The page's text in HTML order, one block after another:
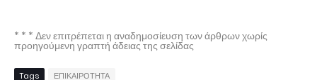
* * * Δεν επιτρέπεται η αναδημοσίευση των άρθρων χωρίς
προηγούμενη γραπτή άδειας της σελίδας
Tags ΕΠΙΚΑΙΡΟΤΗΤΑ